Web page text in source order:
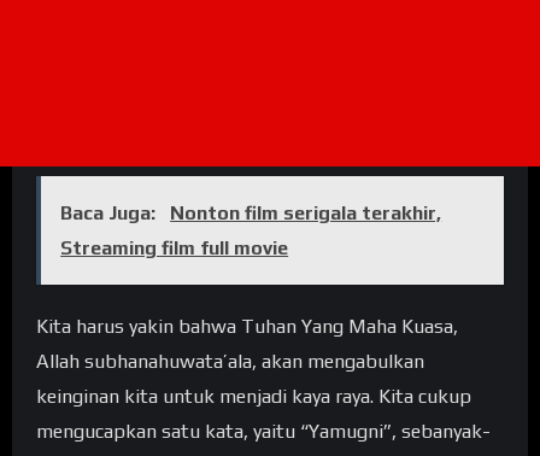
Baca Juga:
Nonton film serigala terakhir,
Streaming film full movie
Kita harus yakin bahwa Tuhan Yang Maha Kuasa,
Allah subhanahuwata’ala, akan mengabulkan
keinginan kita untuk menjadi kaya raya. Kita cukup
mengucapkan satu kata, yaitu “Yamugni”, sebanyak-